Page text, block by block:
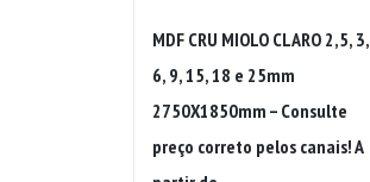
MDF CRU MIOLO CLARO 2,5, 3,
6, 9, 15, 18 e 25mm
2750X1850mm – Consulte
preço correto pelos canais! A